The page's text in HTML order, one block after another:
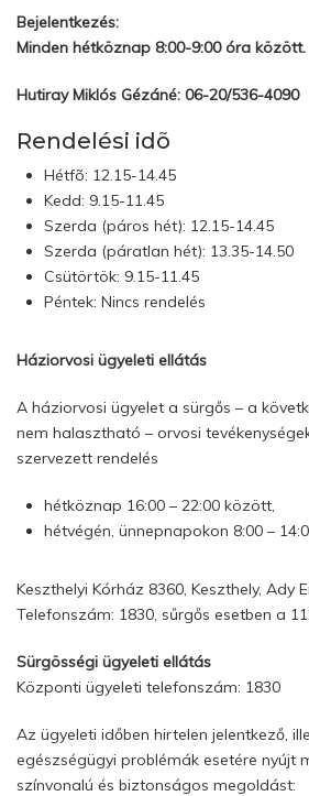
Bejelentkezés:
Minden hétköznap 8:00-9:00 óra között.
Hutiray Miklós Gézáné: 06-20/536-4090
Rendelési idõ
Hétfõ: 12.15-14.45
Kedd: 9.15-11.45
Szerda (páros hét): 12.15-14.45
Szerda (páratlan hét): 13.35-14.50
Csütörtök: 9.15-11.45
Péntek: Nincs rendelés
Háziorvosi ügyeleti ellátás
A háziorvosi ügyelet a sürgős – a
nem halasztható – orvosi
szervezett rendelés
hétköznap 16:00 – 22:00 között,
hétvégén, ünnepnapokon 8:00 –
Keszthelyi Kórház 8360, Keszthely, Ady
Telefonszám: 1830, sűrgős esetben a
Sürgösségi ügyeleti ellátás
Központi ügyeleti telefonszám: 1830
Az ügyeleti időben hirtelen jelentkező,
egészségügyi problémák esetére nyújt
színvonalú és biztonságos megoldást: